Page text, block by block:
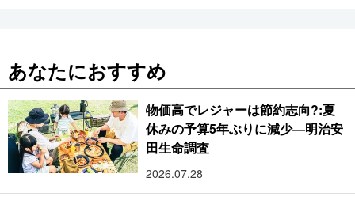
あなたにおすすめ
物価高でレジャーは節約志向?:夏
休みの予算5年ぶりに減少―明治安
田生命調査
2026.07.28